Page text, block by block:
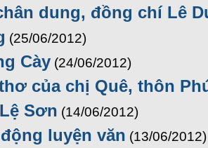
dung, đồng chí Lê
(25/06/2012)
Cày (24/06/2012)
của chị Quê, thôn
Sơn (14/06/2012)
luyện văn (13/06/2012)